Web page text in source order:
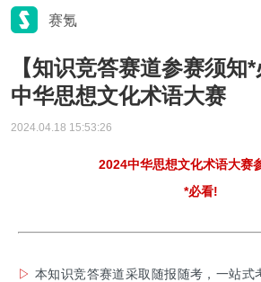
赛氪
【知识竞答赛道参赛须知
中华思想文化术语大赛
2024.04.18 15:53:26
2024中华思想文化术语大赛
*必看!
▷ 本知识竞答赛道采取随报随考，一站式